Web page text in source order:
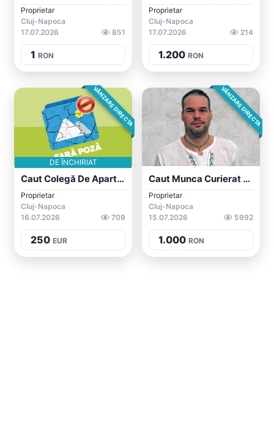
Proprietar
Cluj-Napoca
17.07.2026
851
1 RON
Proprietar
Cluj-Napoca
17.07.2026
214
1.200 RON
VÂNZARE DIRECTA
DE ÎNCHIRIAT
Caut Colegă De Apartament
Proprietar
Cluj-Napoca
16.07.2026
709
250 EUR
VÂNZARE DIRECTA
Caut Munca Curierat Pedestru!
Proprietar
Cluj-Napoca
15.07.2026
5992
1.000 RON